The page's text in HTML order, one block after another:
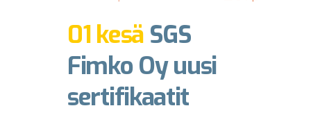
01 kesä SGS
Fimko Oy uusi
sertifikaatit